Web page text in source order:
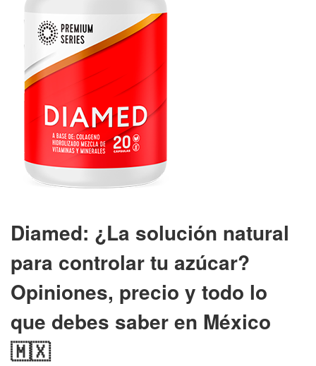
Diamed: ¿La solución natural
para controlar tu azúcar?
Opiniones, precio y todo lo
que debes saber en México
🇲🇽